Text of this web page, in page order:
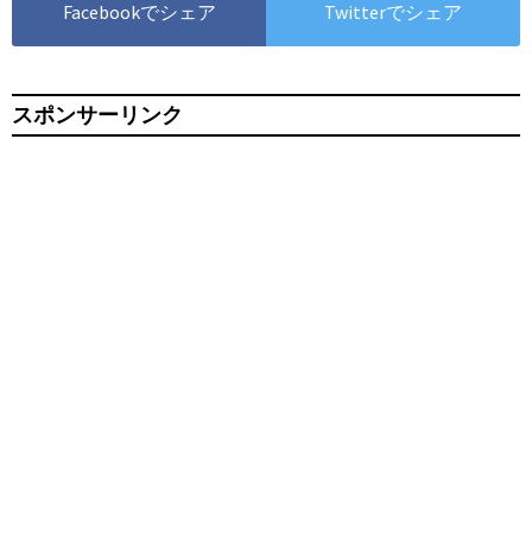
Facebookでシェア Twitterでシェア
スポンサーリンク